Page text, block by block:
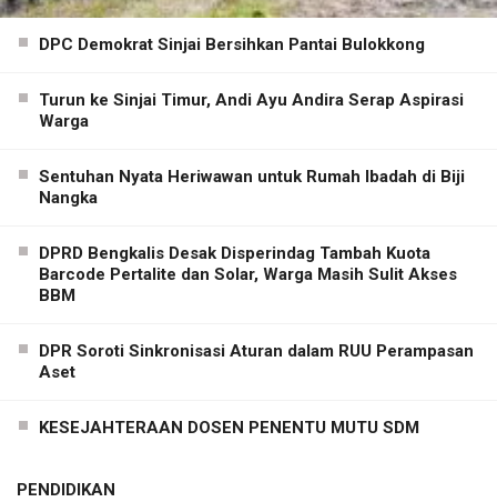
DPC Demokrat Sinjai Bersihkan Pantai Bulokkong
Turun ke Sinjai Timur, Andi Ayu Andira Serap Aspirasi
Warga
Sentuhan Nyata Heriwawan untuk Rumah Ibadah di Biji
Nangka
DPRD Bengkalis Desak Disperindag Tambah Kuota
Barcode Pertalite dan Solar, Warga Masih Sulit Akses
BBM
DPR Soroti Sinkronisasi Aturan dalam RUU Perampasan
Aset
KESEJAHTERAAN DOSEN PENENTU MUTU SDM
PENDIDIKAN